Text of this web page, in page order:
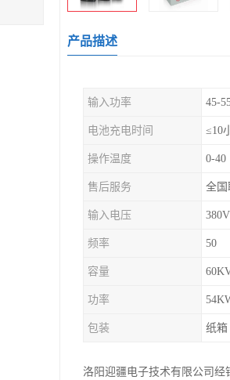
产品描述
输入功率 45-
电池充电时间 ≤10
操作温度 0-40
售后服务 全国
输入电压 380V
频率 50
容量
功率
包装 纸箱
洛阳迎疆电子技术有限公司经